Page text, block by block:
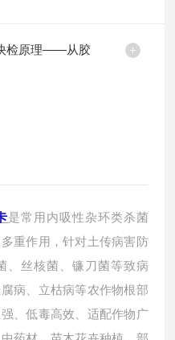
检原理——从胶
是常用内吸性杂环类杀菌
重作用，针对土传病害防
、丝核菌、镰刀菌等致病
病、立枯病等农作物根部
、低毒高效、适配作物广